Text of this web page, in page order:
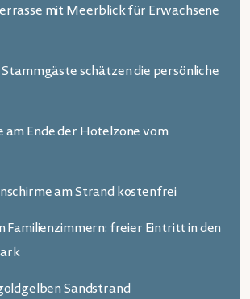
mit Meerblick für Erwachsene
schätzen die persönliche
am Ende der Hotelzone vom
am Strand kostenfrei
Familienzimmern: freier Eintritt in den
Sandstrand